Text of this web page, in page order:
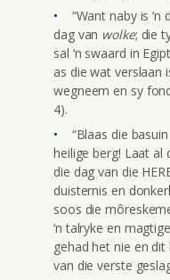
“Want naby is ‘n
dag van wolke; die
sal ‘n swaard in
as die wat verslaan
wegneem en sy
4).
“Blaas die
heilige berg! Laat al
die dag van die
duisternis en
soos die
‘n talryke en
gehad het nie en
van die verste